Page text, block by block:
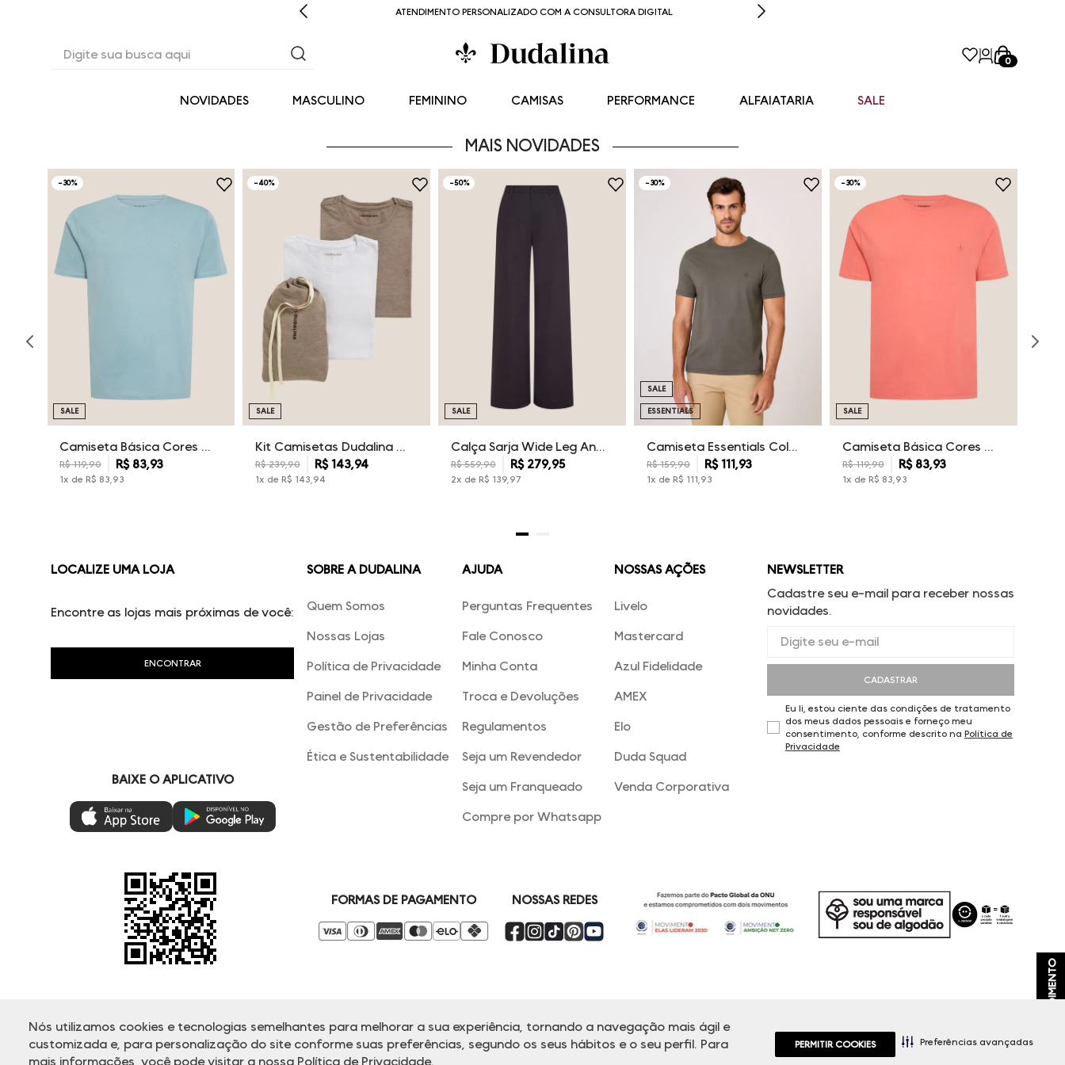
Nós utilizamos cookies e tecnologias semelhantes para melhorar a sua experiência, tornando a navegação mais ágil e
customizada e, para personalização do site conforme suas preferências, segundo os seus hábitos e o seu perfil. Para
mais informações, você pode visitar a nossa Política de Privacidade.
PERMITIR COOKIES Preferências avançadas
ATENDIMENTO PERSONALIZADO COM A CONSULTORA DIGITAL
0
NOVIDADES MASCULINO FEMININO CAMISAS PERFORMANCE ALFAIATARIA SALE
ATENDIMENTO
MAIS NOVIDADES
-30%
Camiseta Básica Cores Dudalina Masculina
R$ 119,90 R$ 83,93
1x de R$ 83 93
SALE
-40%
Kit Camisetas Dudalina Masculina
R$ 239,90 R$ 143,94
1x de R$ 143 94
SALE
-50%
Calça Sarja Wide Leg Ana Dudalina Feminina
R$ 559,90 R$ 279,95
2x de R$ 139, 97
SALE
-30%
Camiseta Essentials Color Dudalina Masculina
R$ 159,90 R$111,93
1x de R$ 111 93
SALE
ESSENTIALS
-30%
Camiseta Básica Cores Dudalina Masculina
R$ 119,90 R$ 83,93
1x de R$ 83 93
SALE
LOCALIZE UMA LOJA
Encontre as lojas mais próximas de você:
BAIXE O APLICATIVO
SOBRE A DUDALINA
Quem Somos
Nossas Lojas
Política de Privacidade
Painel de Privacidade
Gestão de Preferências
Ética e Sustentabilidade
AJUDA
Perguntas Frequentes
Fale Conosco
Minha Conta
Troca e Devoluções
Regulamentos
Seja um Revendedor
Seja um Franqueado
Compre por Whatsapp
NOSSAS AÇÕES
Livelo
Mastercard
Azul Fidelidade
AMEX
Elo
Duda Squad
Venda Corporativa
NEWSLETTER
Cadastre seu e-mail para receber nossas
novidades.
CADASTRAR
Eu li, estou ciente das condições de tratamento
dos meus dados pessoais e forneço meu
consentimento, conforme descrito na Política de
Privacidade
FORMAS DE PAGAMENTO NOSSAS REDES
© Copyright 2000-2025 - Todos os direitos reservados. A Dudalina reserva-se no direito de corrigir ou alterar informações como: preços, promoções e disponibilidade de estoque a qualquer momento.
Em caso de dúvidas:
0800 770 5510.
Horário de Atendimentodas 8h às 20h de segunda a sexta-feira e Sábados das 8h às 14h, exceto feriados.